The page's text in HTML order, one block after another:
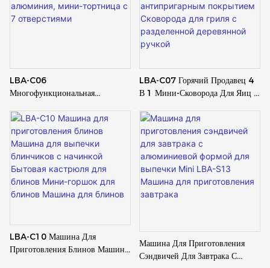
LBA-C06
Многофункциональная
Литого Под Давлением
Алюминия, Мини-Тортница С 7
Отверстиями
LBA-C07 Горячий Продавец 4
В 1 Мини-Сковорода Для Яиц С
Антипригарным Покрытием
Сковорода Для Гриля С
Разделенной Деревянной Ручкой
LBA-C10 Машина Для
Приготовления Блинов Машина
Машина Для Приготовления
Сэндвичей Для Завтрака С